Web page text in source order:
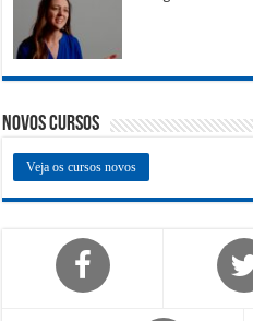
Novos Cursos
Veja os cursos novos